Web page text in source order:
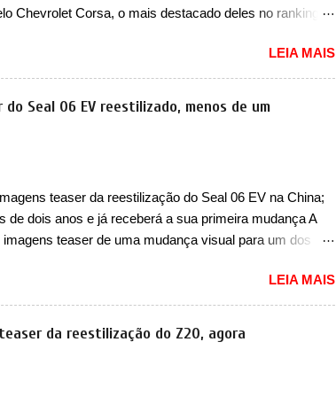
ganhando se mexe sim. Ao longo da sua história,
Chevrolet Corsa, o mais destacado deles no ranking
assustou a concorrência. Nesse ano também era
Volkswagen Gol que depois de 14 anos ganhava uma
apelidada de "Bolinha" por suas formas arredondadas.
fazia sua estréia no mercado. Era o Pointer, versão
alemães, japoneses e coreanos que chegaram
o Renault R19 que vinha em 3 versões de carroceria,
a famosa Kia Besta, o Vol...
LEIA MAIS
Seal 06 EV reestilizado, menos de um
teaser da reestilização do Seal 06 EV na China;
de dois anos e já receberá a sua primeira mudança A
teaser de uma mudança visual para um dos
semestre de 2025. Sim, há menos de um ano. O
vendido com mudanças visuais na dianteira e na
para a identidade visual mais moderna da marca, mas
essa mudança já seja tão recente assim (o que não
com um novo para-choque na dianteira. Ele passa a
LEIA MAIS
da reestilização do Z20, agora